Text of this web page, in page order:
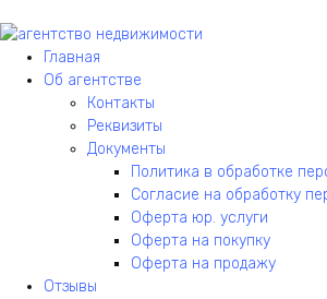
Главная
Об агентстве
Контакты
Реквизиты
Документы
Политика в обработке
Согласие на обработку
Оферта юр. услуги
Оферта на покупку
Оферта на продажу
Отзывы